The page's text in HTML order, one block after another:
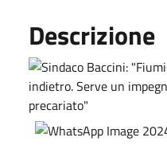
Descrizione